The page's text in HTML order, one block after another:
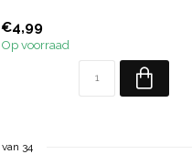
€4,99
Op voorraad
van 34